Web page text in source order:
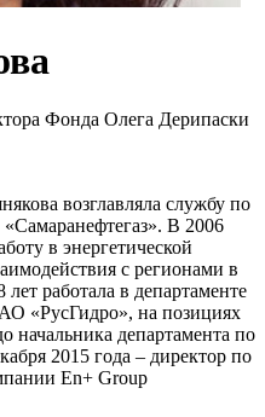
Фонда Олега Дерипаски
возглавляла службу по
В 2006
в энергетической
с регионами в
работала в департаменте
«РусГидро», на позициях
начальника департамента по
2015 года – директор по
En+ Group